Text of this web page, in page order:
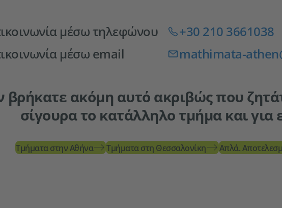
μέσω τηλεφώνου
+30 210 3661038
μέσω email
mathimata-
βρήκατε ακόμη αυτό ακριβώς που
σίγουρα το κατάλληλο τμήμα και για
Τμήματα στην Αθήνα Τμήματα στη Θεσσαλονίκη Απλά.